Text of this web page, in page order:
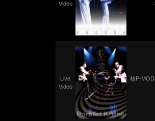
Video
Live
Video
核P-